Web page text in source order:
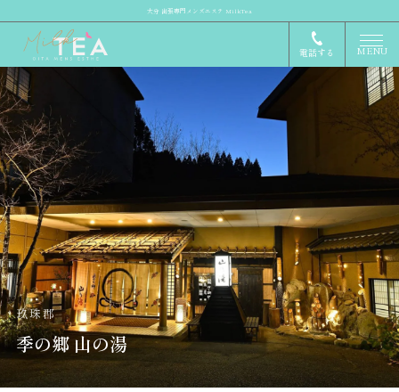
大分 出張専門メンズエステ MilkTea
電話する MENU
玖珠郡
季の郷 山の湯